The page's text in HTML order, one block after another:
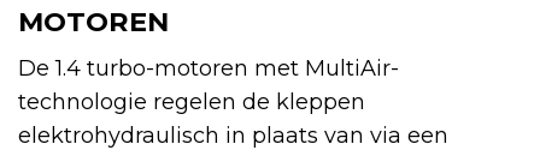
MOTOREN
De 1.4 turbo-motoren met MultiAir-
technologie regelen de kleppen
elektrohydraulisch in plaats van via een